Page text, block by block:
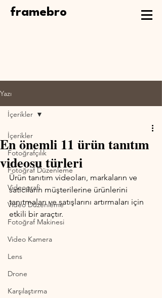
framebro
Yazı
İçerikler
Fotoğrafçılık
Fotoğraf Düzenleme
Videografi
Video Düzenleme
Fotoğraf Makinesi
Video Kamera
Lens
Drone
Karşılaştırma
İçerikler
En önemli 11 ürün tanıtım
videosu türleri
Ürün tanıtım videoları, markaların ve
satıcıların müşterilerine ürünlerini
tanıtmaları ve satışlarını artırmaları için
etkili bir araçtır.